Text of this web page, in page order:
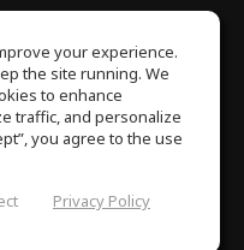
プライバシーポリシー
© 2026
your experience.
the site running. We
to enhance
traffic, and personalize
you agree to the use
Privacy Policy